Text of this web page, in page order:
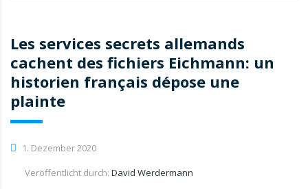
Les services secrets allemands
cachent des fichiers Eichmann: un
historien français dépose une
plainte
1. Dezember 2020
Veröffentlicht durch: David Werdermann